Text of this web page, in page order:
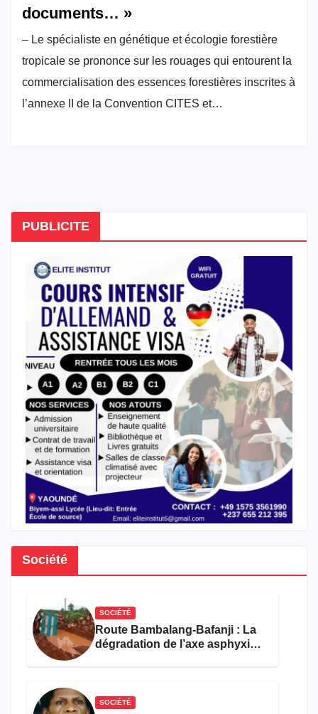
documents… »
– Le spécialiste en génétique et écologie forestière
tropicale se prononce sur les rouages qui entourent la
commercialisation des essences forestières inscrites à
l’annexe II de la Convention CITES et…
PUBLICITE
Société
SOCIÉTÉ
Route Bambalang-Bafanji : La
dégradation de l’axe asphyxie
SOCIÉTÉ